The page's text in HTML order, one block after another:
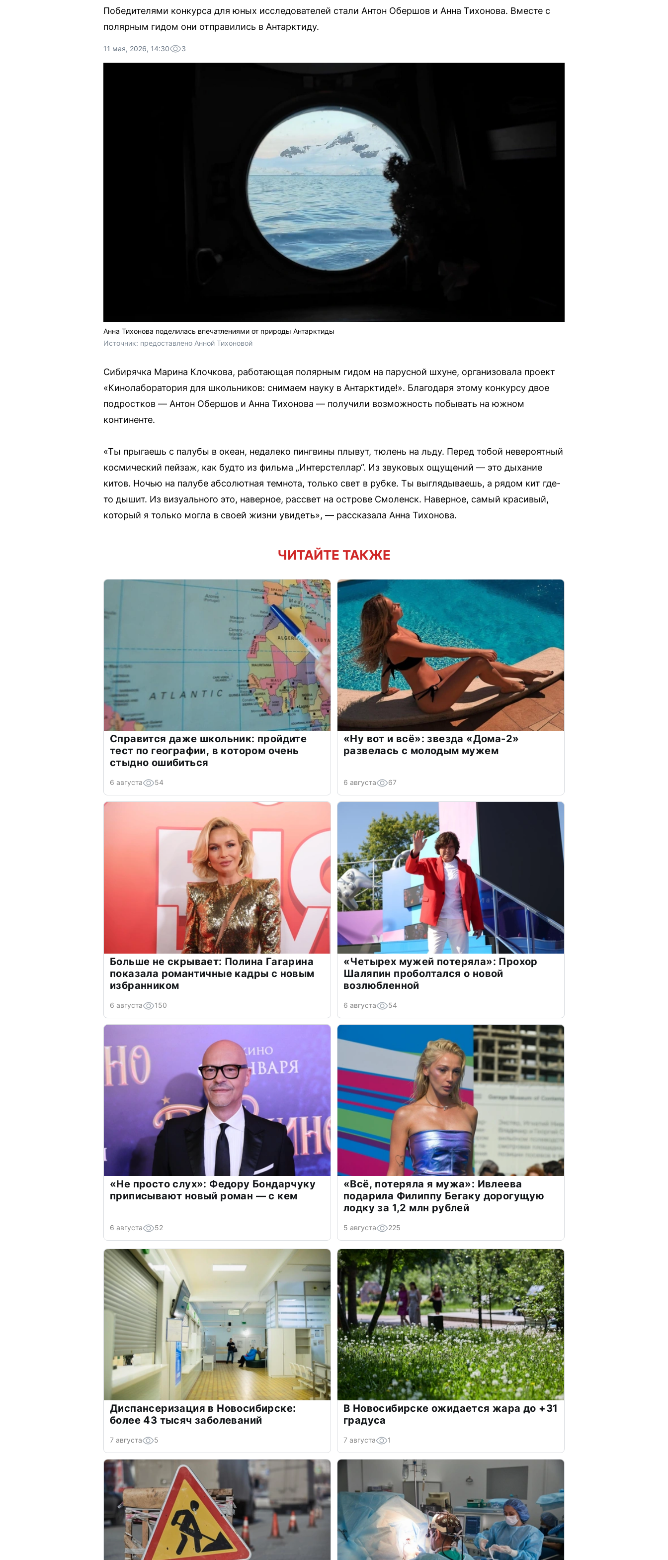
Победителями конкурса для юных исследователей стали Антон Обершов и Анна Тихонова. Вместе с
полярным гидом они отправились в Антарктиду.
11 мая, 2026, 14:30 3
Анна Тихонова поделилась впечатлениями от природы Антарктиды
Источник: предоставлено Анной Тихоновой
Сибирячка Марина Клочкова, работающая полярным гидом на парусной шхуне, организовала проект
«Кинолаборатория для школьников: снимаем науку в Антарктиде!». Благодаря этому конкурсу двое
подростков — Антон Обершов и Анна Тихонова — получили возможность побывать на южном
континенте.
«Ты прыгаешь с палубы в океан, недалеко пингвины плывут, тюлень на льду. Перед тобой невероятный
космический пейзаж, как будто из фильма „Интерстеллар“. Из звуковых ощущений — это дыхание
китов. Ночью на палубе абсолютная темнота, только свет в рубке. Ты выглядываешь, а рядом кит где-
то дышит. Из визуального это, наверное, рассвет на острове Смоленск. Наверное, самый красивый,
который я только могла в своей жизни увидеть», — рассказала Анна Тихонова.
ЧИТАЙТЕ ТАКЖЕ
Справится даже школьник: пройдите
тест по географии, в котором очень
стыдно ошибиться
6 августа 54
«Ну вот и всё»: звезда «Дома-2»
развелась с молодым мужем
6 августа 67
Больше не скрывает: Полина Гагарина
показала романтичные кадры с новым
избранником
6 августа 150
«Четырех мужей потеряла»: Прохор
Шаляпин проболтался о новой
возлюбленной
6 августа 54
«Не просто слух»: Федору Бондарчуку
приписывают новый роман — с кем
6 августа 52
«Всё, потеряла я мужа»: Ивлеева
подарила Филиппу Бегаку дорогущую
лодку за 1,2 млн рублей
5 августа 225
Диспансеризация в Новосибирске:
более 43 тысяч заболеваний
7 августа 5
В Новосибирске ожидается жара до +31
градуса
7 августа 1